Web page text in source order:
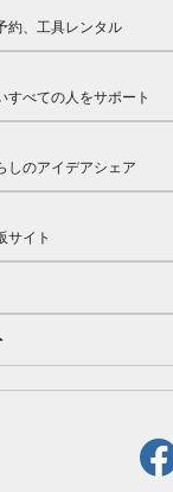
約、工具レンタル
すべての人をサポート
しのアイデアシェア
サイト